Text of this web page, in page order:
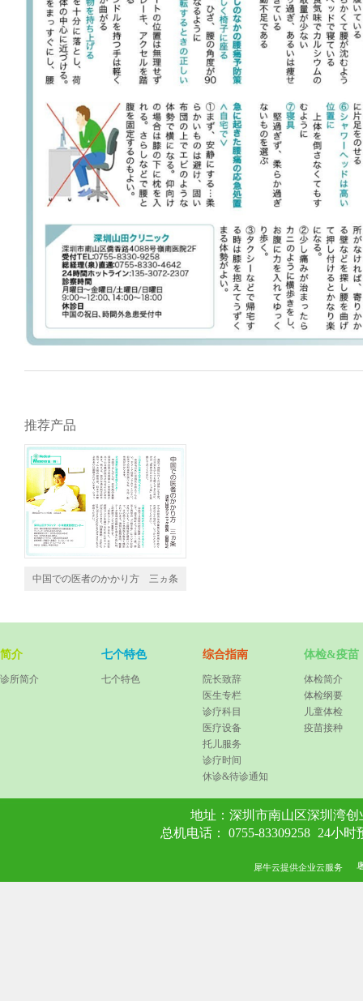
推荐产品
中国での医者のかかり方 三ヵ条
简介
诊所简介
七个特色
七个特色
综合指南
院长致辞
医生专栏
诊疗科目
医疗设备
托儿服务
诊疗时间
休诊&待诊通知
体检&疫苗
体检简介
体检纲要
儿童体检
疫苗接种
犀牛云提供企业云服务
地址： 深圳市南山区深圳湾
总机电话： 0755-83309258
24小时